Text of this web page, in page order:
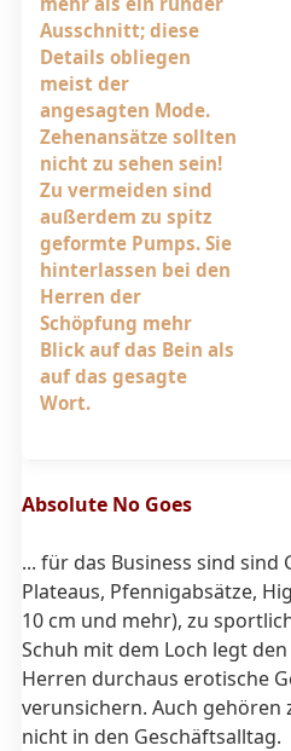
Ausschnitt; diese
Details obliegen
meist der
angesagten Mode.
Zehenansätze sollten
nicht zu sehen sein!
Zu vermeiden sind
außerdem zu spitz
geformte Pumps. Sie
hinterlassen bei den
Herren der
Schöpfung mehr
Blick auf das Bein als
auf das gesagte
Wort.
Absolute No Goes
... für das Business sind sind
Plateaus, Pfennigabsätze,
10 cm und mehr), zu
Schuh mit dem Loch legt
Herren durchaus erotische
verunsichern. Auch
nicht in den Geschäftsalltag.